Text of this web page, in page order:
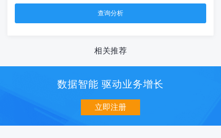
相关推荐
数据智能 驱动业务增长
立即注册